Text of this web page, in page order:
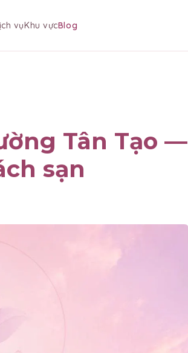
vụKhu vựcBlog
Tân Tạo —
sạn